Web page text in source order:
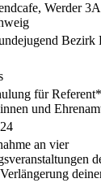
Werder
Bezirk
für
und
an vier